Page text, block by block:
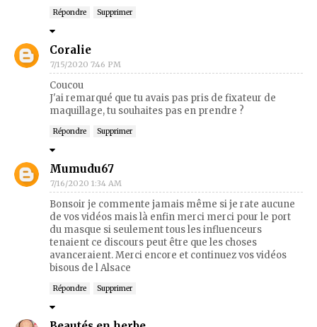
Répondre Supprimer
Coralie
7/15/2020 7:46 PM
Coucou
J'ai remarqué que tu avais pas pris de fixateur de
maquillage, tu souhaites pas en prendre ?
Répondre Supprimer
Mumudu67
7/16/2020 1:34 AM
Bonsoir je commente jamais même si je rate aucune
de vos vidéos mais là enfin merci merci pour le port
du masque si seulement tous les influenceurs
tenaient ce discours peut être que les choses
avanceraient. Merci encore et continuez vos vidéos
bisous de l Alsace
Répondre Supprimer